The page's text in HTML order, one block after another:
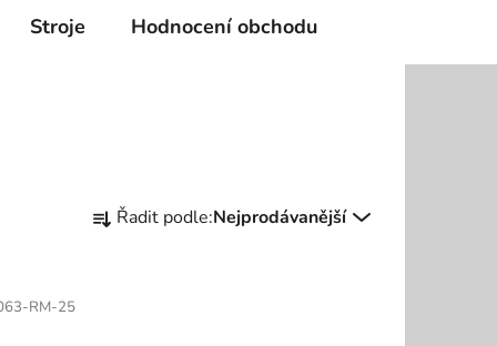
KOŠÍK
Stroje Hodnocení obchodu
a Řadit podle:Nejprodávanější
RM-25